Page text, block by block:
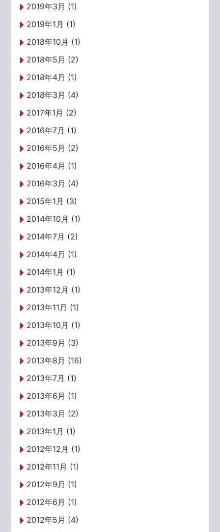
2019年3月 (1)
2019年1月 (1)
2018年10月 (1)
2018年5月 (2)
2018年4月 (1)
2018年3月 (4)
2017年1月 (2)
2016年7月 (1)
2016年5月 (2)
2016年4月 (1)
2016年3月 (4)
2015年1月 (3)
2014年10月 (1)
2014年7月 (2)
2014年4月 (1)
2014年1月 (1)
2013年12月 (1)
2013年11月 (1)
2013年10月 (1)
2013年9月 (3)
2013年8月 (16)
2013年7月 (1)
2013年6月 (1)
2013年3月 (2)
2013年1月 (1)
2012年12月 (1)
2012年11月 (1)
2012年9月 (1)
2012年6月 (1)
2012年5月 (4)